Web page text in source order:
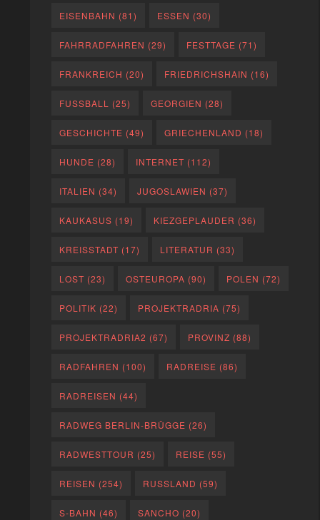
EISENBAHN (81) ESSEN (30)
FAHRRADFAHREN (29) FESTTAGE (71)
FRANKREICH (20) FRIEDRICHSHAIN (16)
FUSSBALL (25) GEORGIEN (28)
GESCHICHTE (49) GRIECHENLAND (18)
HUNDE (28) INTERNET (112)
ITALIEN (34) JUGOSLAWIEN (37)
KAUKASUS (19) KIEZGEPLAUDER (36)
KREISSTADT (17) LITERATUR (33)
LOST (23) OSTEUROPA (90) POLEN (72)
POLITIK (22) PROJEKTRADRIA (75)
PROJEKTRADRIA2 (67) PROVINZ (88)
RADFAHREN (100) RADREISE (86)
RADREISEN (44)
RADWEG BERLIN-BRÜGGE (26)
RADWESTTOUR (25) REISE (55)
REISEN (254) RUSSLAND (59)
S-BAHN (46) SANCHO (20)